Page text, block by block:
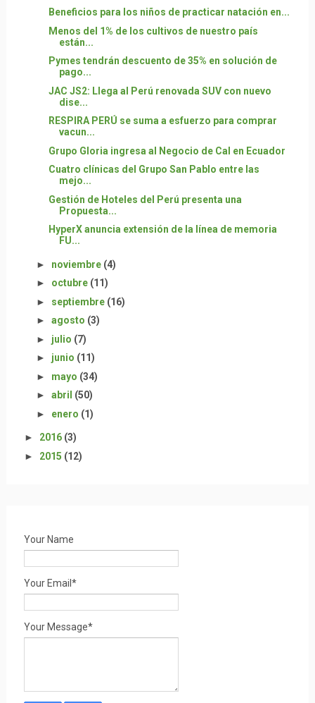
Beneficios para los niños de practicar natación en...
Menos del 1% de los cultivos de nuestro país
están...
Pymes tendrán descuento de 35% en solución de
pago...
JAC JS2: Llega al Perú renovada SUV con nuevo
dise...
RESPIRA PERÚ se suma a esfuerzo para comprar
vacun...
Grupo Gloria ingresa al Negocio de Cal en Ecuador
Cuatro clínicas del Grupo San Pablo entre las
mejo...
Gestión de Hoteles del Perú presenta una
Propuesta...
HyperX anuncia extensión de la línea de memoria
FU...
► noviembre (4)
► octubre (11)
► septiembre (16)
► agosto (3)
► julio (7)
► junio (11)
► mayo (34)
► abril (50)
► enero (1)
► 2016 (3)
► 2015 (12)
Your Name
Your Email*
Your Message*